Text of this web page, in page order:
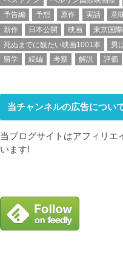
予告編
予想 原作 実話 意
新作
日本公開 映画
東京国
死ぬまでに観たい映画1001本
男
留学
続編 考察 解説 評価
当チャンネルの広告につい
当ブログサイトはアフィリエ
います!